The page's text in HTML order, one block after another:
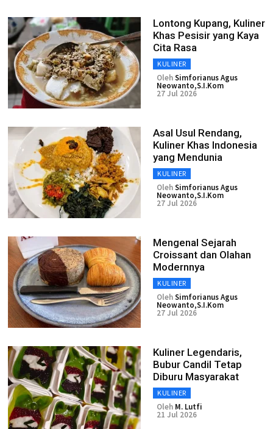
Lontong Kupang, Kuliner
Khas Pesisir yang Kaya
Cita Rasa
KULINER
OlehSimforianus Agus
Neowanto,S.I.Kom
27 Jul 2026
Asal Usul Rendang,
Kuliner Khas Indonesia
yang Mendunia
KULINER
OlehSimforianus Agus
Neowanto,S.I.Kom
27 Jul 2026
Mengenal Sejarah
Croissant dan Olahan
Modernnya
KULINER
OlehSimforianus Agus
Neowanto,S.I.Kom
27 Jul 2026
Kuliner Legendaris,
Bubur Candil Tetap
Diburu Masyarakat
KULINER
Oleh M. Lutfi
21 Jul 2026